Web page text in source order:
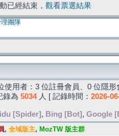
已經結束， 觀看票選結果
團隊
使用者：3 位註冊會員、0 位隱
錄為 5034人 [ 記錄時間： 2026-
[Spider] , Bing [Bot] , Google
, 全域版主, MozTW 版主群